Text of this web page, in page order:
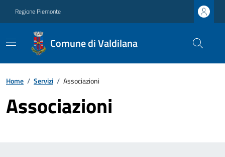
Regione Piemonte
Comune di Valdilana
Home / Servizi / Associazioni
Associazioni